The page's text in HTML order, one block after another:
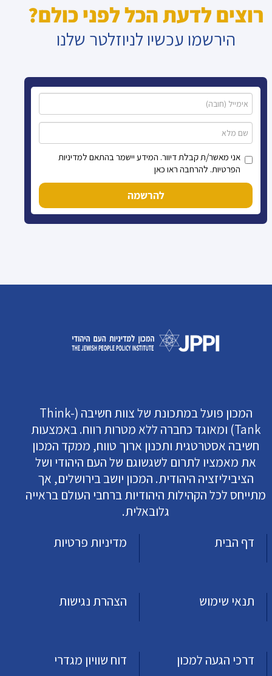
רוצים לדעת הכל לפני כולם?
הירשמו עכשיו לניוזלטר שלנו
אני מאשר/ת קבלת דיוור. המידע יישמר בהתאם למדיניות
הפרטיות. להרחבה ראו כאן
להרשמה
המכון פועל במתכונת של צוות חשיבה (Think-
Tank) ומאוגד כחברה ללא מטרות רווח. באמצעות
חשיבה אסטרטגית ותכנון ארוך טווח, ממקד המכון
את מאמציו לתרום לשגשוגם של העם היהודי ושל
הציביליזציה היהודית. המכון יושב בירושלים, אך
מתייחס לכל הקהילות היהודיות ברחבי העולם בראייה
גלובאלית.
דף הבית
מדיניות פרטיות
תנאי שימוש הצהרת נגישות
דרכי הגעה למכון דוח שוויון מגדרי